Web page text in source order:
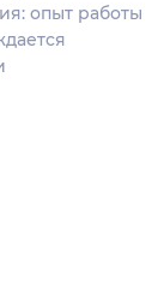
опыт работы